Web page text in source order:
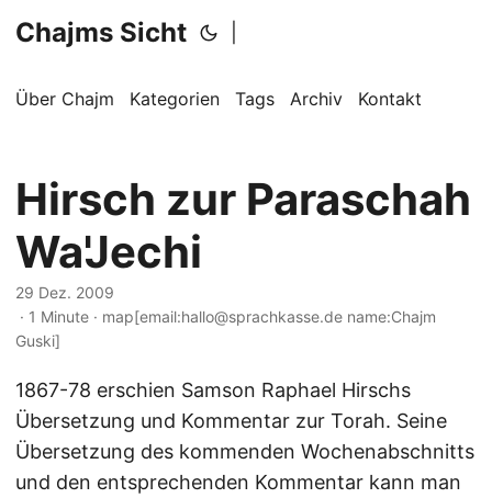
Chajms Sicht
Über Chajm Kategorien Tags Archiv Kontakt
Hirsch zur Paraschah
Wa'Jechi
29 Dez. 2009
· 1 Minute · map[email:hallo@sprachkasse.de name:Chajm
Guski]
1867-78 erschien Samson Raphael Hirschs
Übersetzung und Kommentar zur Torah. Seine
Übersetzung des kommenden Wochenabschnitts
und den entsprechenden Kommentar kann man